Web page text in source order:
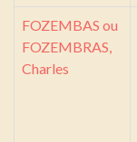
FOZEMBAS ou
FOZEMBRAS,
Charles